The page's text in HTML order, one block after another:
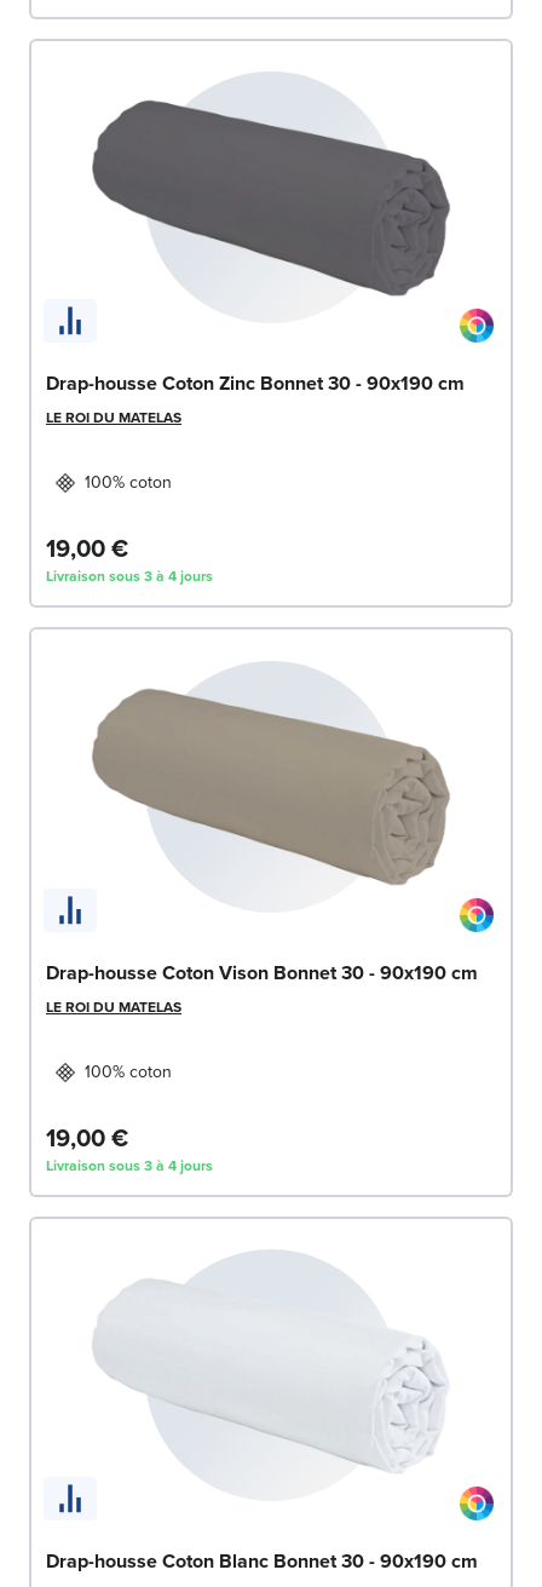
Drap-housse Coton Zinc Bonnet 30 - 90x190 cm
LE ROI DU MATELAS
100% coton
19,00 €
Livraison sous 3 à 4 jours
Drap-housse Coton Vison Bonnet 30 - 90x190 cm
LE ROI DU MATELAS
100% coton
19,00 €
Livraison sous 3 à 4 jours
Drap-housse Coton Blanc Bonnet 30 - 90x190 cm